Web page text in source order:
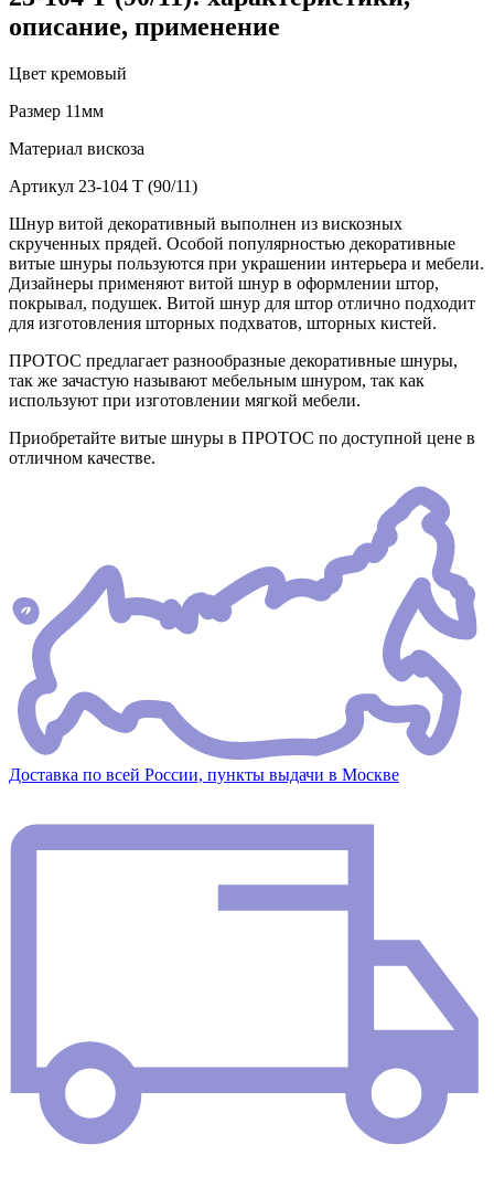
описание, применение
Цвет кремовый
Размер 11мм
Материал вискоза
Артикул 23-104 T (90/11)
Шнур витой декоративный выполнен из вискозных
скрученных прядей. Особой популярностью декоративные
витые шнуры пользуются при украшении интерьера и мебели.
Дизайнеры применяют витой шнур в оформлении штор,
покрывал, подушек. Витой шнур для штор отлично подходит
для изготовления шторных подхватов, шторных кистей.
ПРОТОС предлагает разнообразные декоративные шнуры,
так же зачастую называют мебельным шнуром, так как
используют при изготовлении мягкой мебели.
Приобретайте витые шнуры в ПРОТОС по доступной цене в
отличном качестве.
Доставка по всей России, пункты выдачи в Москве